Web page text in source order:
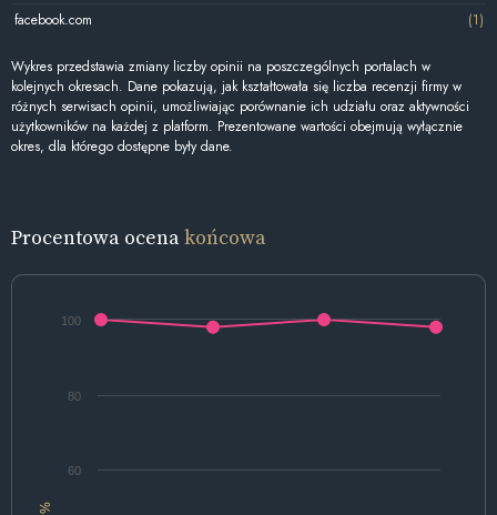
facebook.com
(1)
Wykres przedstawia zmiany liczby opinii na poszczególnych portalach w
kolejnych okresach. Dane pokazują, jak kształtowała się liczba recenzji firmy w
różnych serwisach opinii, umożliwiając porównanie ich udziału oraz aktywności
użytkowników na każdej z platform. Prezentowane wartości obejmują wyłącznie
okres, dla którego dostępne były dane.
Procentowa ocenakońcowa
%
60
80
100